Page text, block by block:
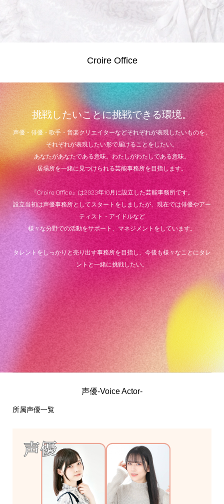
Croire Office
挑戦したいことに挑戦できる環境。
声優・俳優・歌手・音楽クリエイターなどそれぞれが表現したいものを、
それぞれが表現したい形で届けることをしたい。
あなたがあなたである意味。わたしがわたしである意味。
居場所を一緒に見つけられる芸能事務所を目指します。
『Croire Office』は2023年10月に設立した芸能事務所です。
設立当初は声優事務所としてスタートをしましたが、現在では俳優やアー
ティスト・アイドルなど
様々な分野での活動をサポート、マネジメントをしています。
タレントをしっかりと売り出す事務所を目指し、今後も様々なことにタレ
ントと一緒に挑戦したい。
声優-Voice Actor-
所属声優一覧